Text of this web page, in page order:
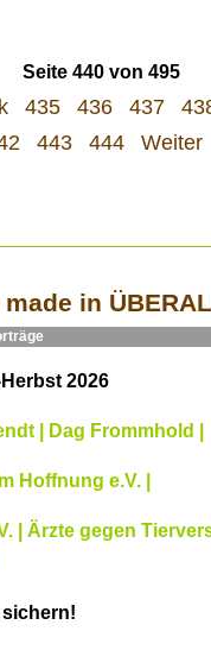
Seite 440 von 495
435 436 437
443 444 Weiter
made in
2026
| Dag Frommhold |
Hoffnung e.V. |
| Ärzte gegen